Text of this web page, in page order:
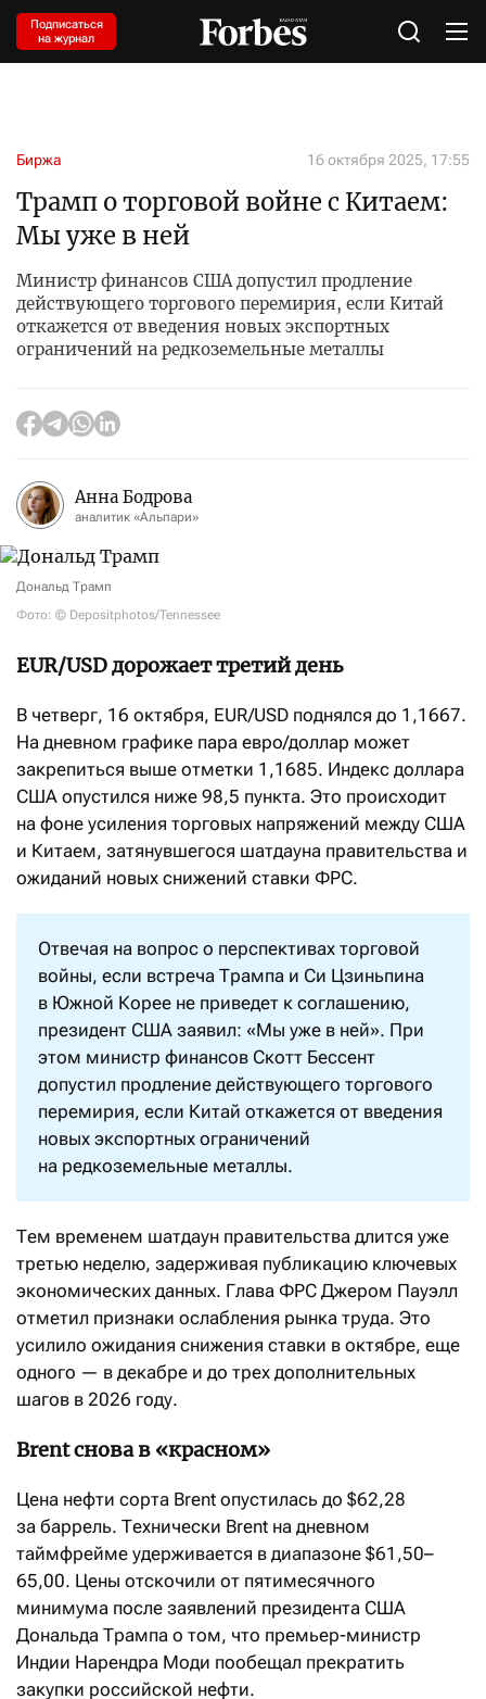
Подписаться
на журнал
Биржа 16 октября 2025, 17:55
Трамп о торговой войне с Китаем:
Мы уже в ней
Министр финансов США допустил продление
действующего торгового перемирия, если Китай
откажется от введения новых экспортных
ограничений на редкоземельные металлы
Анна Бодрова
аналитик «Альпари»
Дональд Трамп
Фото: © Depositphotos/Tennessee
EUR/USD дорожает третий день
В четверг, 16 октября, EUR/USD поднялся до 1,1667.
На дневном графике пара евро/доллар может
закрепиться выше отметки 1,1685. Индекс доллара
США опустился ниже 98,5 пункта. Это происходит
на фоне усиления торговых напряжений между США
и Китаем, затянувшегося шатдауна правительства и
ожиданий новых снижений ставки ФРС.
Отвечая на вопрос о перспективах торговой
войны, если встреча Трампа и Си Цзиньпина
в Южной Корее не приведет к соглашению,
президент США заявил: «Мы уже в ней». При
этом министр финансов Скотт Бессент
допустил продление действующего торгового
перемирия, если Китай откажется от введения
новых экспортных ограничений
на редкоземельные металлы.
Тем временем шатдаун правительства длится уже
третью неделю, задерживая публикацию ключевых
экономических данных. Глава ФРС Джером Пауэлл
отметил признаки ослабления рынка труда. Это
усилило ожидания снижения ставки в октябре, еще
одного — в декабре и до трех дополнительных
шагов в 2026 году.
Brent снова в «красном»
Цена нефти сорта Brent опустилась до $62,28
за баррель. Технически Brent на дневном
таймфрейме удерживается в диапазоне $61,50–
65,00. Цены отскочили от пятимесячного
минимума после заявлений президента США
Дональда Трампа о том, что премьер-министр
Индии Нарендра Моди пообещал прекратить
закупки российской нефти.